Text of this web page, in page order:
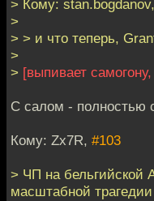
> Кому: stan.bogdanov,
>
> > и что теперь,
>
> [выпивает
С салом - полностью
Кому: Zx7R, #103
> ЧП на бельгийской
масштабной трагедии